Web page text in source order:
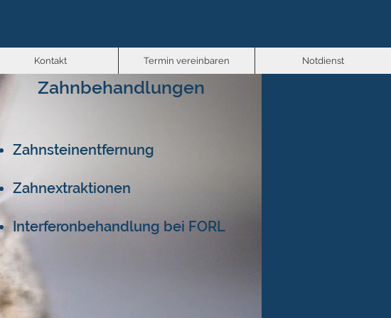
Kontakt Termin vereinbaren Notdienst
Zahnbehandlungen
Zahnsteinentfernung
Zahnextraktionen
Interferonbehandlung bei FORL